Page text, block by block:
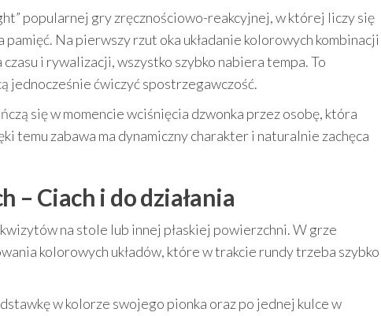
popularnej gry zręcznościowo-reakcyjnej, w której liczy się
Na pierwszy rzut oka układanie kolorowych kombinacji
i rywalizacji, wszystko szybko nabiera tempa. To
jednocześnie ćwiczyć spostrzegawczość.
się w momencie wciśnięcia dzwonka przez osobę, która
temu zabawa ma dynamiczny charakter i naturalnie zachęca
– Ciach i do działania
na stole lub innej płaskiej powierzchni. W grze
kolorowych układów, które w trakcie rundy trzeba szybko
w kolorze swojego pionka oraz po jednej kulce w